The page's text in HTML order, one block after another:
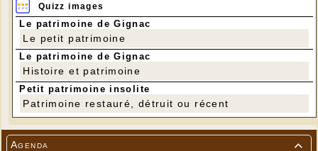

Agenda
Quizz images
Le patrimoine de Gignac
Le petit patrimoine
Le patrimoine de Gignac
Histoire et patrimoine
Petit patrimoine insolite
Patrimoine restauré, détruit ou récent